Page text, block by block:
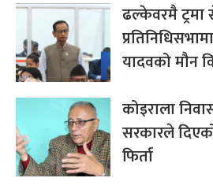
ढल्केवरमै ट्रमा
यादवको मौन
कोइराला
सरकारले
फिर्ता